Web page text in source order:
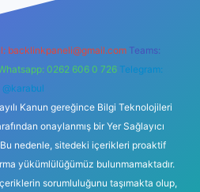
backlinkpaneli@gmail.com Teams:
0262 606 0 726 Telegram:
@karabul
Kanun gereğince Bilgi Teknolojileri
onaylanmış bir Yer Sağlayıcı
nedenle, sitedeki içerikleri proaktif
yükümlülüğümüz bulunmamaktadır.
sorumluluğunu taşımakta olup,